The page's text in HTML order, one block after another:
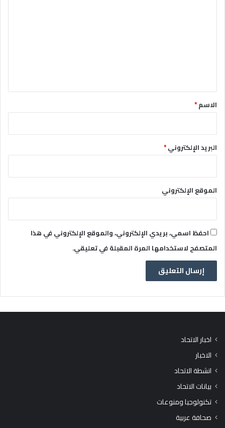
*الاسم*
البريد الإلكتروني*
الموقع الإلكتروني
احفظ اسمي، بريدي الإلكتروني، والموقع الإلكتروني في هذا
المتصفح لاستخدامها المرة المقبلة في تعليقي.
اخبار الاتحاد
الاخبار
انشطة الاتحاد
بيانات الاتحاد
تكنولوجيا ومنوعات
صحافة عربية